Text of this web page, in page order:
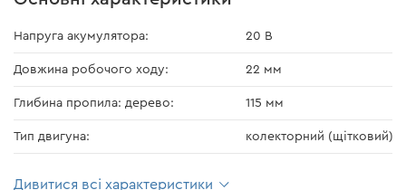
Напруга акумулятора: 20 В
Довжина робочого ходу: 22 мм
Глибина пропила: дерево: 115 мм
Тип двигуна: колекторний (щітковий)
Дивитися всі характеристики